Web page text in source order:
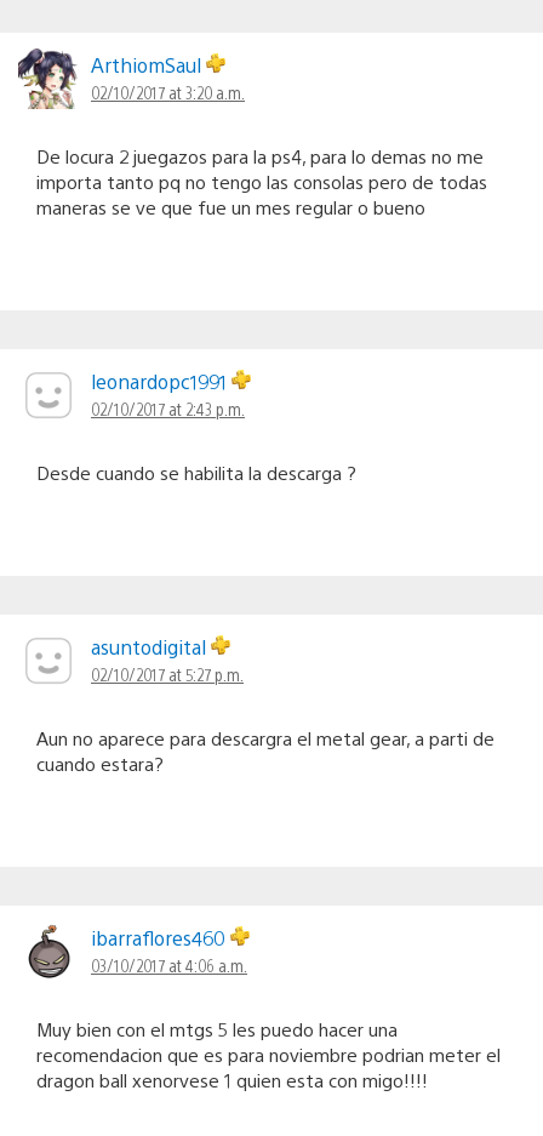
ArthiomSaul
02/10/2017 at 3:20 a.m.
De locura 2 juegazos para la ps4, para lo demas no me
importa tanto pq no tengo las consolas pero de todas
maneras se ve que fue un mes regular o bueno
leonardopc1991
02/10/2017 at 2:43 p.m.
Desde cuando se habilita la descarga ?
asuntodigital
02/10/2017 at 5:27 p.m.
Aun no aparece para descargra el metal gear, a parti de
cuando estara?
ibarraflores460
03/10/2017 at 4:06 a.m.
Muy bien con el mtgs 5 les puedo hacer una
recomendacion que es para noviembre podrian meter el
dragon ball xenorvese 1 quien esta con migo!!!!